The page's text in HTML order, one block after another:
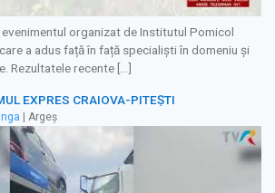
evenimentul organizat de Institutul Pomicol
a adus față în față specialiști în domeniu și
Rezultatele recente […]
EXPRES CRAIOVA-PITEȘTI
| Argeș